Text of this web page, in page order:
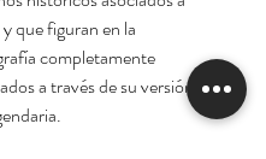
que figuran en la
completamente
a través de su versión